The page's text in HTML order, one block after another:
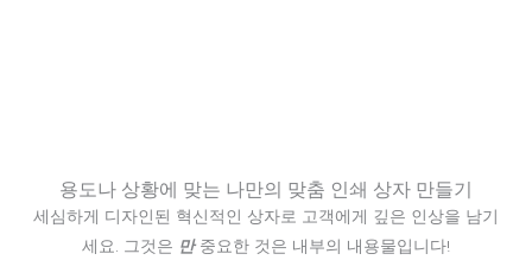
용도나 상황에 맞는 나만의 맞춤 인쇄 상자 만들기
세심하게 디자인된 혁신적인 상자로 고객에게 깊은 인상을 남기
세요. 그것은 만중요한 것은 내부의 내용물입니다!